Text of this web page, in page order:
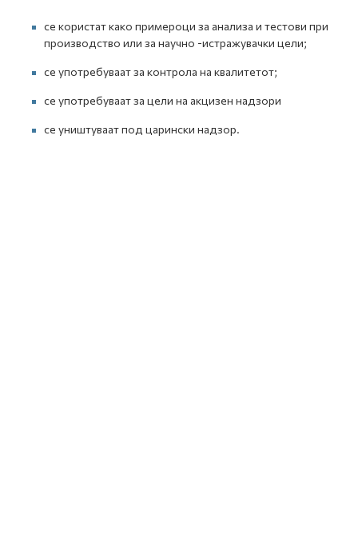
се користат како примероци за анализа и тестови при
производство или за научно -истражувачки цели;
се употребуваат за контрола на квалитетот;
се употребуваат за цели на акцизен надзори
се уништуваат под царински надзор.